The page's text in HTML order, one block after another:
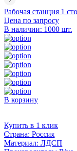
Рабочая станция 1
Цена по запросу
В наличии: 1000 шт.
В корзину
Купить в 1 клик
Страна: Россия
Материал: ЛДСП